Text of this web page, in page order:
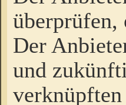
überprüfen,
Der
und